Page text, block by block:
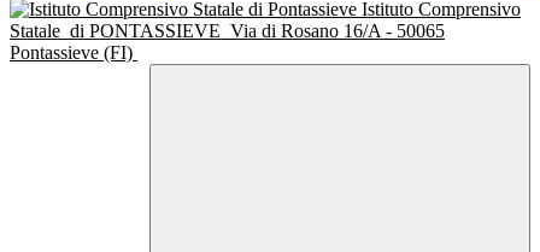
Istituto Comprensivo
Statale di PONTASSIEVE Via di Rosano 16/A - 50065
Pontassieve (FI)